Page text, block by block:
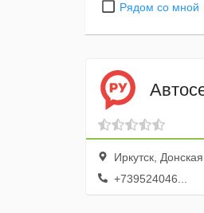
Рядом со мной
Иркутск,
+739524046...